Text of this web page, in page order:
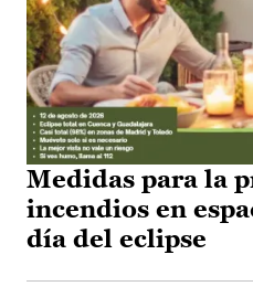
Medidas para la
incendios en
día del eclipse